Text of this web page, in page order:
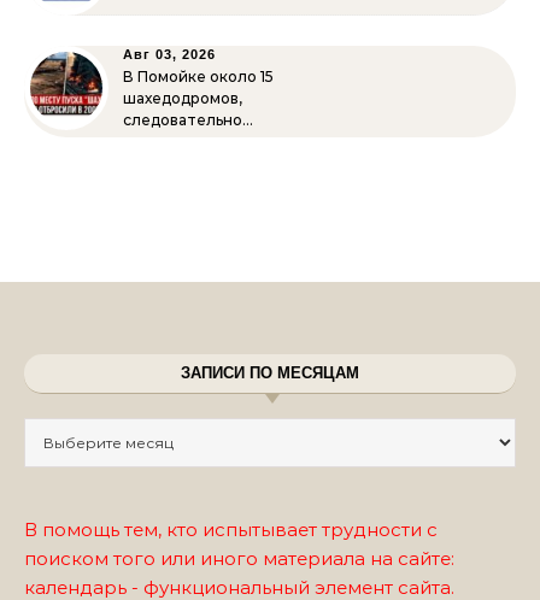
Авг 03, 2026
В Помойке около 15
шахедодромов,
следовательно…
ЗАПИСИ ПО МЕСЯЦАМ
В помощь тем, кто испытывает трудности с
поиском того или иного материала на сайте:
календарь - функциональный элемент сайта.